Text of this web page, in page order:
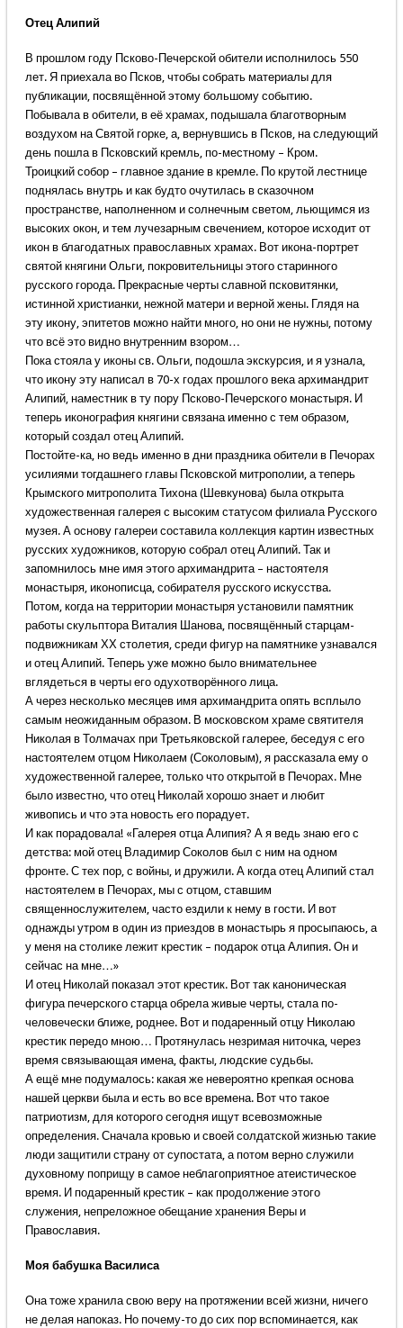
Отец Алипий
В прошлом году Псково-Печерской обители исполнилось 550
лет. Я приехала во Псков, чтобы собрать материалы для
публикации, посвящённой этому большому событию.
Побывала в обители, в её храмах, подышала благотворным
воздухом на Святой горке, а, вернувшись в Псков, на следующий
день пошла в Псковский кремль, по-местному – Кром.
Троицкий собор – главное здание в кремле. По крутой лестнице
поднялась внутрь и как будто очутилась в сказочном
пространстве, наполненном и солнечным светом, льющимся из
высоких окон, и тем лучезарным свечением, которое исходит от
икон в благодатных православных храмах. Вот икона-портрет
святой княгини Ольги, покровительницы этого старинного
русского города. Прекрасные черты славной псковитянки,
истинной христианки, нежной матери и верной жены. Глядя на
эту икону, эпитетов можно найти много, но они не нужны, потому
что всё это видно внутренним взором…
Пока стояла у иконы св. Ольги, подошла экскурсия, и я узнала,
что икону эту написал в 70-х годах прошлого века архимандрит
Алипий, наместник в ту пору Псково-Печерского монастыря. И
теперь иконография княгини связана именно с тем образом,
который создал отец Алипий.
Постойте-ка, но ведь именно в дни праздника обители в Печорах
усилиями тогдашнего главы Псковской митрополии, а теперь
Крымского митрополита Тихона (Шевкунова) была открыта
художественная галерея с высоким статусом филиала Русского
музея. А основу галереи составила коллекция картин известных
русских художников, которую собрал отец Алипий. Так и
запомнилось мне имя этого архимандрита – настоятеля
монастыря, иконописца, собирателя русского искусства.
Потом, когда на территории монастыря установили памятник
работы скульптора Виталия Шанова, посвящённый старцам-
подвижникам ХХ столетия, среди фигур на памятнике узнавался
и отец Алипий. Теперь уже можно было внимательнее
вглядеться в черты его одухотворённого лица.
А через несколько месяцев имя архимандрита опять всплыло
самым неожиданным образом. В московском храме святителя
Николая в Толмачах при Третьяковской галерее, беседуя с его
настоятелем отцом Николаем (Соколовым), я рассказала ему о
художественной галерее, только что открытой в Печорах. Мне
было известно, что отец Николай хорошо знает и любит
живопись и что эта новость его порадует.
И как порадовала! «Галерея отца Алипия? А я ведь знаю его с
детства: мой отец Владимир Соколов был с ним на одном
фронте. С тех пор, с войны, и дружили. А когда отец Алипий стал
настоятелем в Печорах, мы с отцом, ставшим
священнослужителем, часто ездили к нему в гости. И вот
однажды утром в один из приездов в монастырь я просыпаюсь, а
у меня на столике лежит крестик – подарок отца Алипия. Он и
сейчас на мне…»
И отец Николай показал этот крестик. Вот так каноническая
фигура печерского старца обрела живые черты, стала по-
человечески ближе, роднее. Вот и подаренный отцу Николаю
крестик передо мною… Протянулась незримая ниточка, через
время связывающая имена, факты, людские судьбы.
А ещё мне подумалось: какая же невероятно крепкая основа
нашей церкви была и есть во все времена. Вот что такое
патриотизм, для которого сегодня ищут всевозможные
определения. Сначала кровью и своей солдатской жизнью такие
люди защитили страну от супостата, а потом верно служили
духовному поприщу в самое неблагоприятное атеистическое
время. И подаренный крестик – как продолжение этого
служения, непреложное обещание хранения Веры и
Православия.
Моя бабушка Василиса
Она тоже хранила свою веру на протяжении всей жизни, ничего
не делая напоказ. Но почему-то до сих пор вспоминается, как